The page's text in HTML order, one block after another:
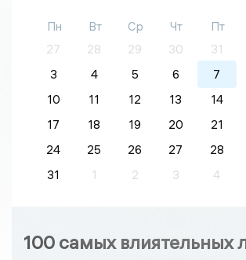
Пн Вт Ср Чт Пт
27
28 29 30 31
3
4 5 6 7
10
11 12 13 14
17
18 19 20 21
24
25 26 27 28
31
1 2 3 4
100 самых влиятельных